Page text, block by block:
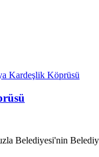
Kardeşlik Köprüsü
Belediyesi'nin